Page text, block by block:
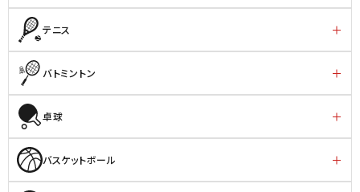
テニス
バトミントン
卓球
バスケットボール